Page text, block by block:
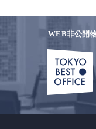
WEB非公開